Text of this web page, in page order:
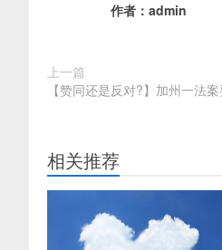
作者： admin
上一篇
【赞同还是反对?】加州一法
相关推荐